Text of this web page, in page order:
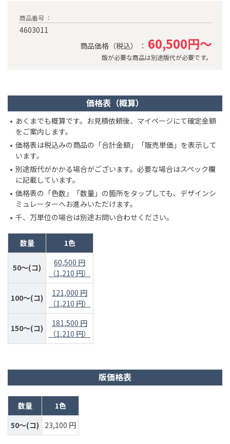
商品番号 ：
4603011
商品価格（税込） ： 60,500円～
版が必要な商品は別途版代が必要です。
価格表（概算）
あくまでも概算です。お見積依頼後、マイページにて確定金額
をご案内します。
価格表は税込みの商品の「合計金額」「販売単価」を表示して
います。
別途版代がかかる場合がございます。必要な場合はスペック欄
に記載しています。
価格表の「色数」「数量」の箇所をタップしても、デザインシ
ミュレーターへお進みいただけます。
千、万単位の場合は別途お問い合わせください。
数量 1色
50～(コ)
60,500 円
（1,210 円）
100～(コ)
121,000 円
（1,210 円）
150～(コ)
181,500 円
（1,210 円）
版価格表
数量
1色
50～(コ)
23,100 円